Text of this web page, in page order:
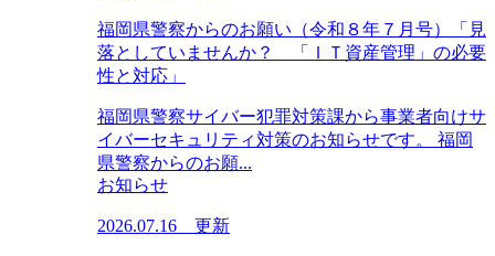
福岡県警察からのお願い（令和８年７月号）「見
落としていませんか？ 「ＩＴ資産管理」の必要
性と対応」
福岡県警察サイバー犯罪対策課から事業者向けサ
イバーセキュリティ対策のお知らせです。 福岡
県警察からのお願...
お知らせ
2026.07.16 更新